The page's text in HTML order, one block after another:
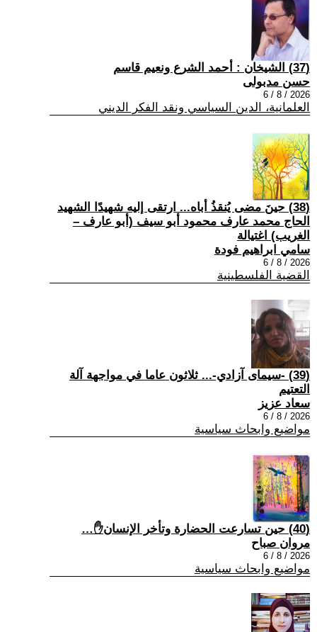
(37) الشيخان : أحمد الشرع ونعيم قاسم
حسن مدبولى
2026 / 8 / 6
العلمانية، الدين السياسي ونقد الفكر الديني
(38) حينَ مضى يُنقذُ أباه... ارتقى إليه شهيدًا الشهيد
الحاج محمد عارف محمود أبو سيف (أبو عارف –
الغريب) اغتيالة
سامي ابراهيم فودة
2026 / 8 / 6
القضية الفلسطينية
(39) -سيمای آزادي-... ثلاثون عاما في مواجهة آلة
التعتيم
سعاد عزيز
2026 / 8 / 6
مواضيع وابحاث سياسية
(40) حين تسارعت الحضارة وتأخر الإنسان✋…
مروان صباح
2026 / 8 / 6
مواضيع وابحاث سياسية